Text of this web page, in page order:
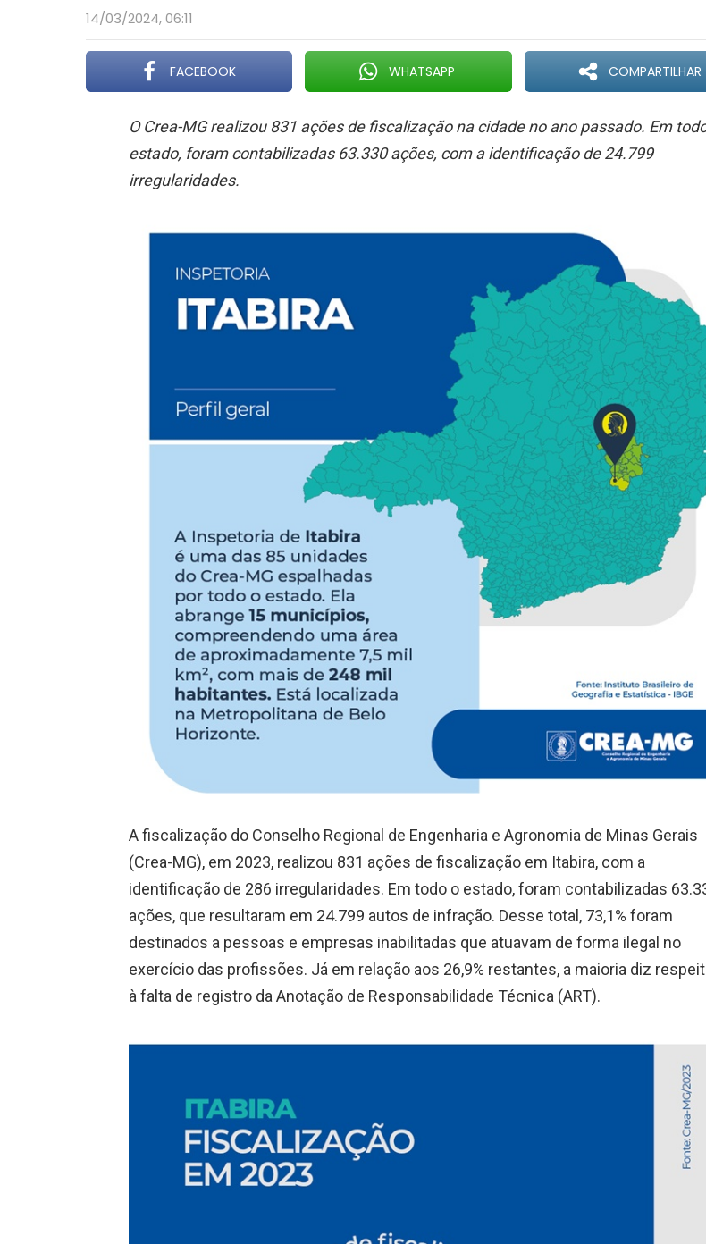
14/03/2024, 06:11
FACEBOOK WHATSAPP COMPARTILHAR
O Crea-MG realizou 831 ações de fiscalização na cidade no ano passado. Em
estado, foram contabilizadas 63.330 ações, com a identificação de 24.799
irregularidades.
A fiscalização do Conselho Regional de Engenharia e Agronomia de Minas Gerais
(Crea-MG), em 2023, realizou 831 ações de fiscalização em Itabira, com a
identificação de 286 irregularidades. Em todo o estado, foram contabilizadas
ações, que resultaram em 24.799 autos de infração. Desse total, 73,1% foram
destinados a pessoas e empresas inabilitadas que atuavam de forma ilegal no
exercício das profissões. Já em relação aos 26,9% restantes, a maioria diz
à falta de registro da Anotação de Responsabilidade Técnica (ART).